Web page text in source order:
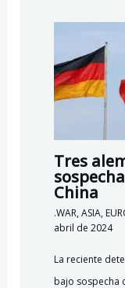
Tres
China
.WAR,ASIA,
abril de 2024
La reciente
bajo sospecha